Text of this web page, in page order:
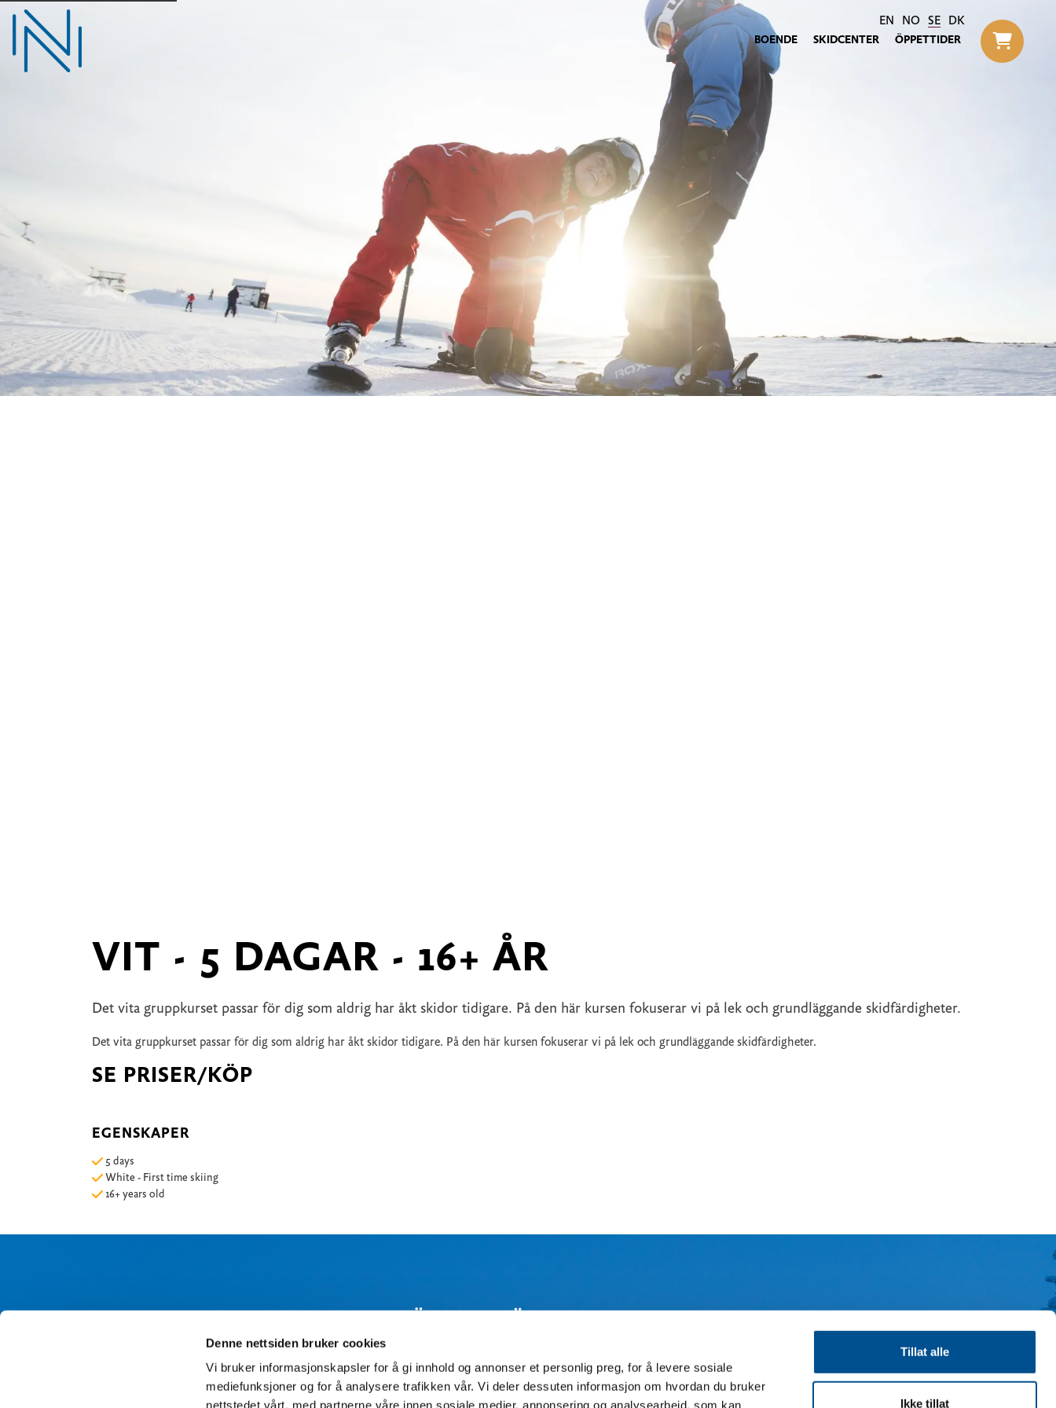
Denne nettsiden bruker cookies
Vi bruker informasjonskapsler for å gi innhold og annonser et personlig preg, for å levere sosiale
mediefunksjoner og for å analysere trafikken vår. Vi deler dessuten informasjon om hvordan du bruker
nettstedet vårt, med partnerne våre innen sosiale medier, annonsering og analysearbeid, som kan
Tillat alle
Ikke tillat
EN NO SE DK
BOENDE SKIDCENTER ÖPPETTIDER
Til
VIT - 5 DAGAR - 16+ ÅR
Det vita gruppkurset passar för dig som aldrig har åkt skidor tidigare. På den här kursen fokuserar vi på lek och grundläggande skidfärdigheter.
Det vita gruppkurset passar för dig som aldrig har åkt skidor tidigare. På den här kursen fokuserar vi på lek och grundläggande skidfärdigheter.
SE PRISER/KÖP
EGENSKAPER
5 days
White - First time skiing
16+ years old
Jag önskar att motta nyhetsbrev och accepterar att mina personuppgifter behandlas i
Skicka